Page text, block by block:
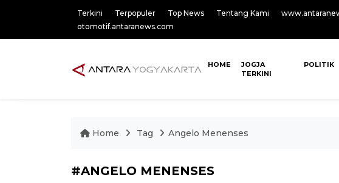
Terkini Terpopuler Top News Tentang Kami
otomotif.antaranews.com
HOME
JOGJA
TERKINI
POLITIK
Home Tag Angelo Menenses
#ANGELO MENENSES